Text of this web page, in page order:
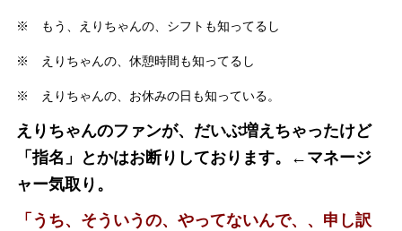
※ もう、えりちゃんの、シフトも知ってるし
※ えりちゃんの、休憩時間も知ってるし
※ えりちゃんの、お休みの日も知っている。
えりちゃんのファンが、だいぶ増えちゃったけど
「指名」とかはお断りしております。←マネージ
ャー気取り。
「うち、そういうの、やってないんで、、申し訳